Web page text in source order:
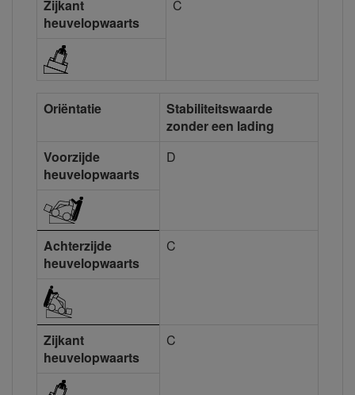
Zijkant
heuvelopwaarts
C
Oriëntatie
Stabiliteitswaarde
zonder een lading
Voorzijde
heuvelopwaarts
D
Achterzijde
heuvelopwaarts
C
Zijkant
heuvelopwaarts
C